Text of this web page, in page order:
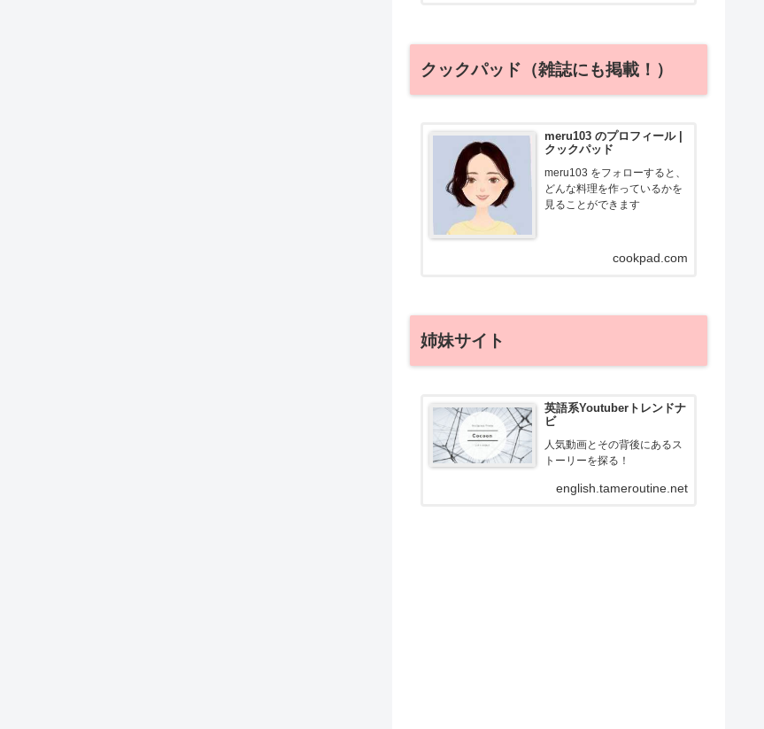
クックパッド（雑誌にも掲載！）
meru103 のプロフィール |
クックパッド
meru103 をフォローすると、
どんな料理を作っているかを
見ることができます
cookpad.com
姉妹サイト
英語系Youtuberトレンドナ
ビ
人気動画とその背後にあるス
トーリーを探る！
english.tameroutine.net